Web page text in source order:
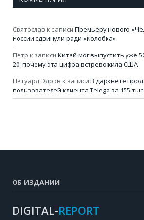
Святослав к записи Премьеру нового
России сдвинули ради «Колобка»
Петр к записи Китай мог выпустить уже
20: почему эта цифра встревожила США
Петуард Эдров к записи В даркнете
пользователей клиента Telega за 155
ОБ ИЗДАНИИ
DIGITAL-REPORT